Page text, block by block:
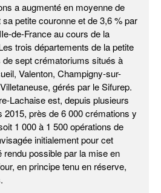
a augmenté en moyenne de
petite couronne et de 3,6 % par
de-France au cours de la
trois départements de la petite
sept crématoriums situés à
Valenton, Champigny-sur-
gérés par le Sifurep.
Lachaise est, depuis plusieurs
2015, près de 6 000 crémations y
1 000 à 1 500 opérations de
initialement pour cet
rendu possible par la mise en
en principe tenu en réserve,